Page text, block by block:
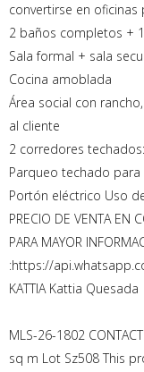
convertirse en
2 baños completos +
Sala formal + sala
Cocina amoblada
Área social con
al cliente
2 corredores
Parqueo techado para
Portón eléctrico Uso
PRECIO DE VENTA EN
PARA MAYOR
:https://
KATTIA Kattia Quesada
MLS-26-1802
sq m Lot Sz508 This